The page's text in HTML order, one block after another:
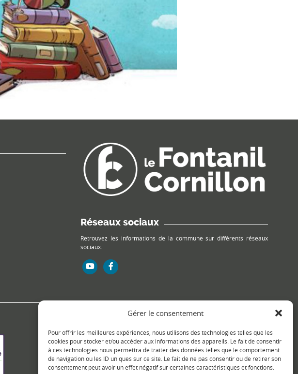
Gérer le consentement
Pour offrir les meilleures expériences, nous utilisons des technologies telles que les
cookies pour stocker et/ou accéder aux informations des appareils. Le fait de consentir
à ces technologies nous permettra de traiter des données telles que le comportement
de navigation ou les ID uniques sur ce site. Le fait de ne pas consentir ou de retirer son
consentement peut avoir un effet négatif sur certaines caractéristiques et fonctions.
Réseaux sociaux
Retrouvez les informations de la commune sur différents réseaux
sociaux.